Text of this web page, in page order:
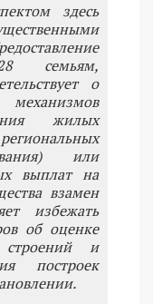
здесь
семьям,
о
жилых
или
выплат на
взамен
избежать
об оценке
строений и
построек